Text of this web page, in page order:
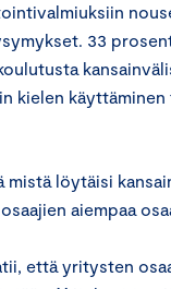
33
kielen
löytäisi
aiempaa
että yritysten